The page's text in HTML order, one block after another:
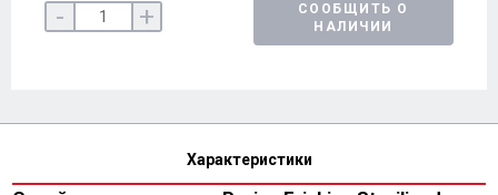
- +
СООБЩИТЬ О
НАЛИЧИИ
Характеристики